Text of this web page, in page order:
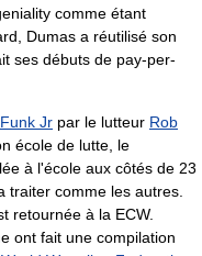
comme étant
Dumas a réutilisé son
ses débuts de pay-per-
Jr par le lutteur Rob
école de lutte, le
à l'école aux côtés de 23
traiter comme les autres.
retournée à la ECW.
ont fait une compilation